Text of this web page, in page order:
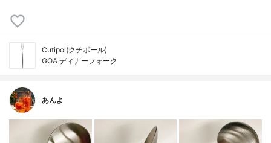
Cutipol(クチポール)
GOA ディナーフォーク
あんよ